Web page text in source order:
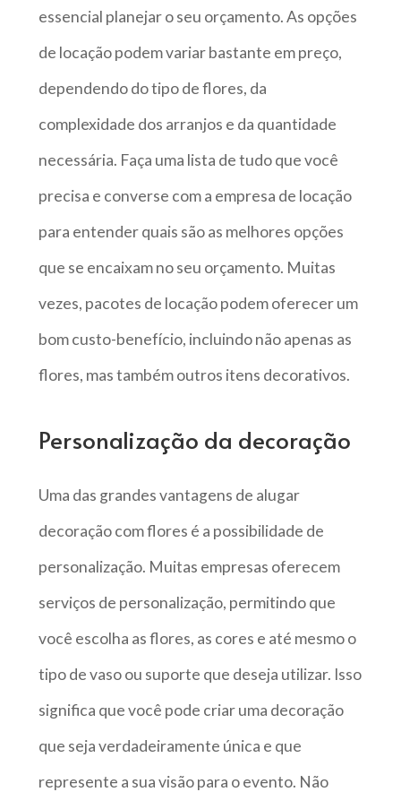
essencial planejar o seu orçamento. As opções
de locação podem variar bastante em preço,
dependendo do tipo de flores, da
complexidade dos arranjos e da quantidade
necessária. Faça uma lista de tudo que você
precisa e converse com a empresa de locação
para entender quais são as melhores opções
que se encaixam no seu orçamento. Muitas
vezes, pacotes de locação podem oferecer um
bom custo-benefício, incluindo não apenas as
flores, mas também outros itens decorativos.
Personalização da decoração
Uma das grandes vantagens de alugar
decoração com flores é a possibilidade de
personalização. Muitas empresas oferecem
serviços de personalização, permitindo que
você escolha as flores, as cores e até mesmo o
tipo de vaso ou suporte que deseja utilizar. Isso
significa que você pode criar uma decoração
que seja verdadeiramente única e que
represente a sua visão para o evento. Não